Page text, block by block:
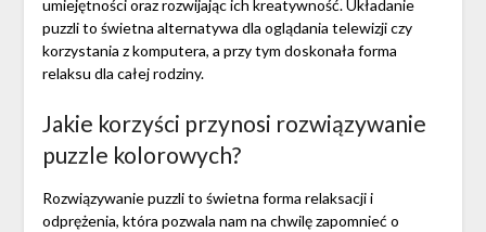
umiejętności oraz rozwijając ich kreatywność. Układanie
puzzli to świetna alternatywa dla oglądania telewizji czy
korzystania z komputera, a przy tym doskonała forma
relaksu dla całej rodziny.
Jakie korzyści przynosi rozwiązywanie
puzzle kolorowych?
Rozwiązywanie puzzli to świetna forma relaksacji i
odprężenia, która pozwala nam na chwilę zapomnieć o